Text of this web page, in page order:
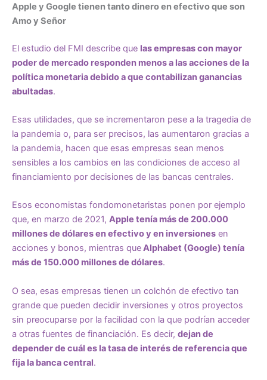
Apple y Google tienen tanto dinero en efectivo que son
Amo y Señor
El estudio del FMI describe que las empresas con mayor
poder de mercado responden menos a las acciones de la
política monetaria debido a que contabilizan ganancias
abultadas.
Esas utilidades, que se incrementaron pese a la tragedia de
la pandemia o, para ser precisos, las aumentaron gracias a
la pandemia, hacen que esas empresas sean menos
sensibles a los cambios en las condiciones de acceso al
financiamiento por decisiones de las bancas centrales.
Esos economistas fondomonetaristas ponen por ejemplo
que, en marzo de 2021, Apple tenía más de 200.000
millones de dólares en efectivo y en inversiones en
acciones y bonos, mientras queAlphabet (Google) tenía
más de 150.000 millones de dólares.
O sea, esas empresas tienen un colchón de efectivo tan
grande que pueden decidir inversiones y otros proyectos
sin preocuparse por la facilidad con la que podrían acceder
a otras fuentes de financiación. Es decir, dejan de
depender de cuál es la tasa de interés de referencia que
fija la banca central.